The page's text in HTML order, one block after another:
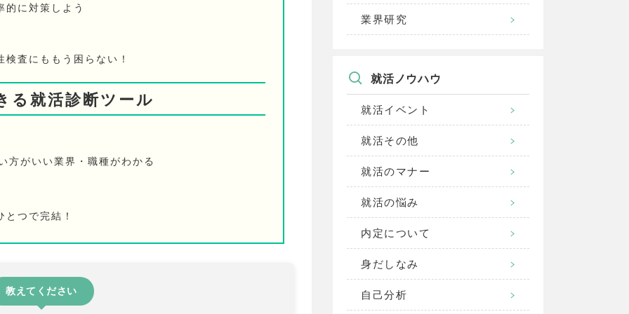
的に対策しよう
査にももう困らない！
る就活診断ツール
方がいい業界・職種がわかる
つで完結！
業界研究
就活ノウハウ
就活イベント
就活その他
就活のマナー
就活の悩み
内定について
身だしなみ
自己分析